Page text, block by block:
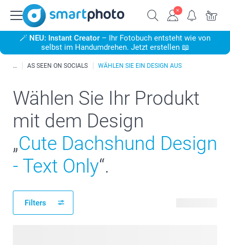
🪄 NEU: Instant Creator – Ihr Fotobuch entsteht wie von
selbst im Handumdrehen. Jetzt erstellen 📖
AS SEEN ON SOCIALS WÄHLEN SIE EIN DESIGN AUS
Wählen Sie Ihr Produkt
mit dem Design
„Cute Dachshund Design
- Text Only“.
Filters